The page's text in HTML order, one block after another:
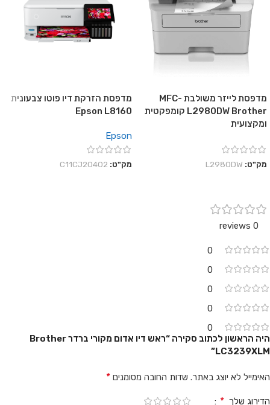
מדפסת לייזר משולבת MFC-
L2980DW Brother קומפקטית
ומקצועית
מק"ט: L2980DW
מדפסת הזרקת דיו פוטו צבעונית
Epson L8160
Epson
מק"ט: C11CJ20402
0 reviews
0
0
0
0
0
היה הראשון לכתוב סקירה “ראש דיו אדום מקורי ברדר Brother
LC3239XLM”
האימייל לא יוצג באתר. שדות החובה מסומנים *
הדירוג שלך *